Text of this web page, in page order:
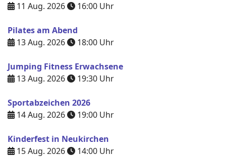
11 Aug. 2026
16:00 Uhr
Pilates am Abend
13 Aug. 2026
18:00 Uhr
Jumping Fitness Erwachsene
13 Aug. 2026
19:30 Uhr
Sportabzeichen 2026
14 Aug. 2026
19:00 Uhr
Kinderfest in Neukirchen
15 Aug. 2026
14:00 Uhr